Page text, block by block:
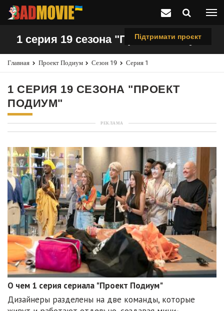
Підтримати проєкт
1 серия 19 сезона "Проект Подиум"
Главная Проект Подиум Сезон 19 Серия 1
1 СЕРИЯ 19 СЕЗОНА "ПРОЕКТ
ПОДИУМ"
РЕКЛАМА
О чем 1 серия сериала "Проект Подиум"
Дизайнеры разделены на две команды, которые